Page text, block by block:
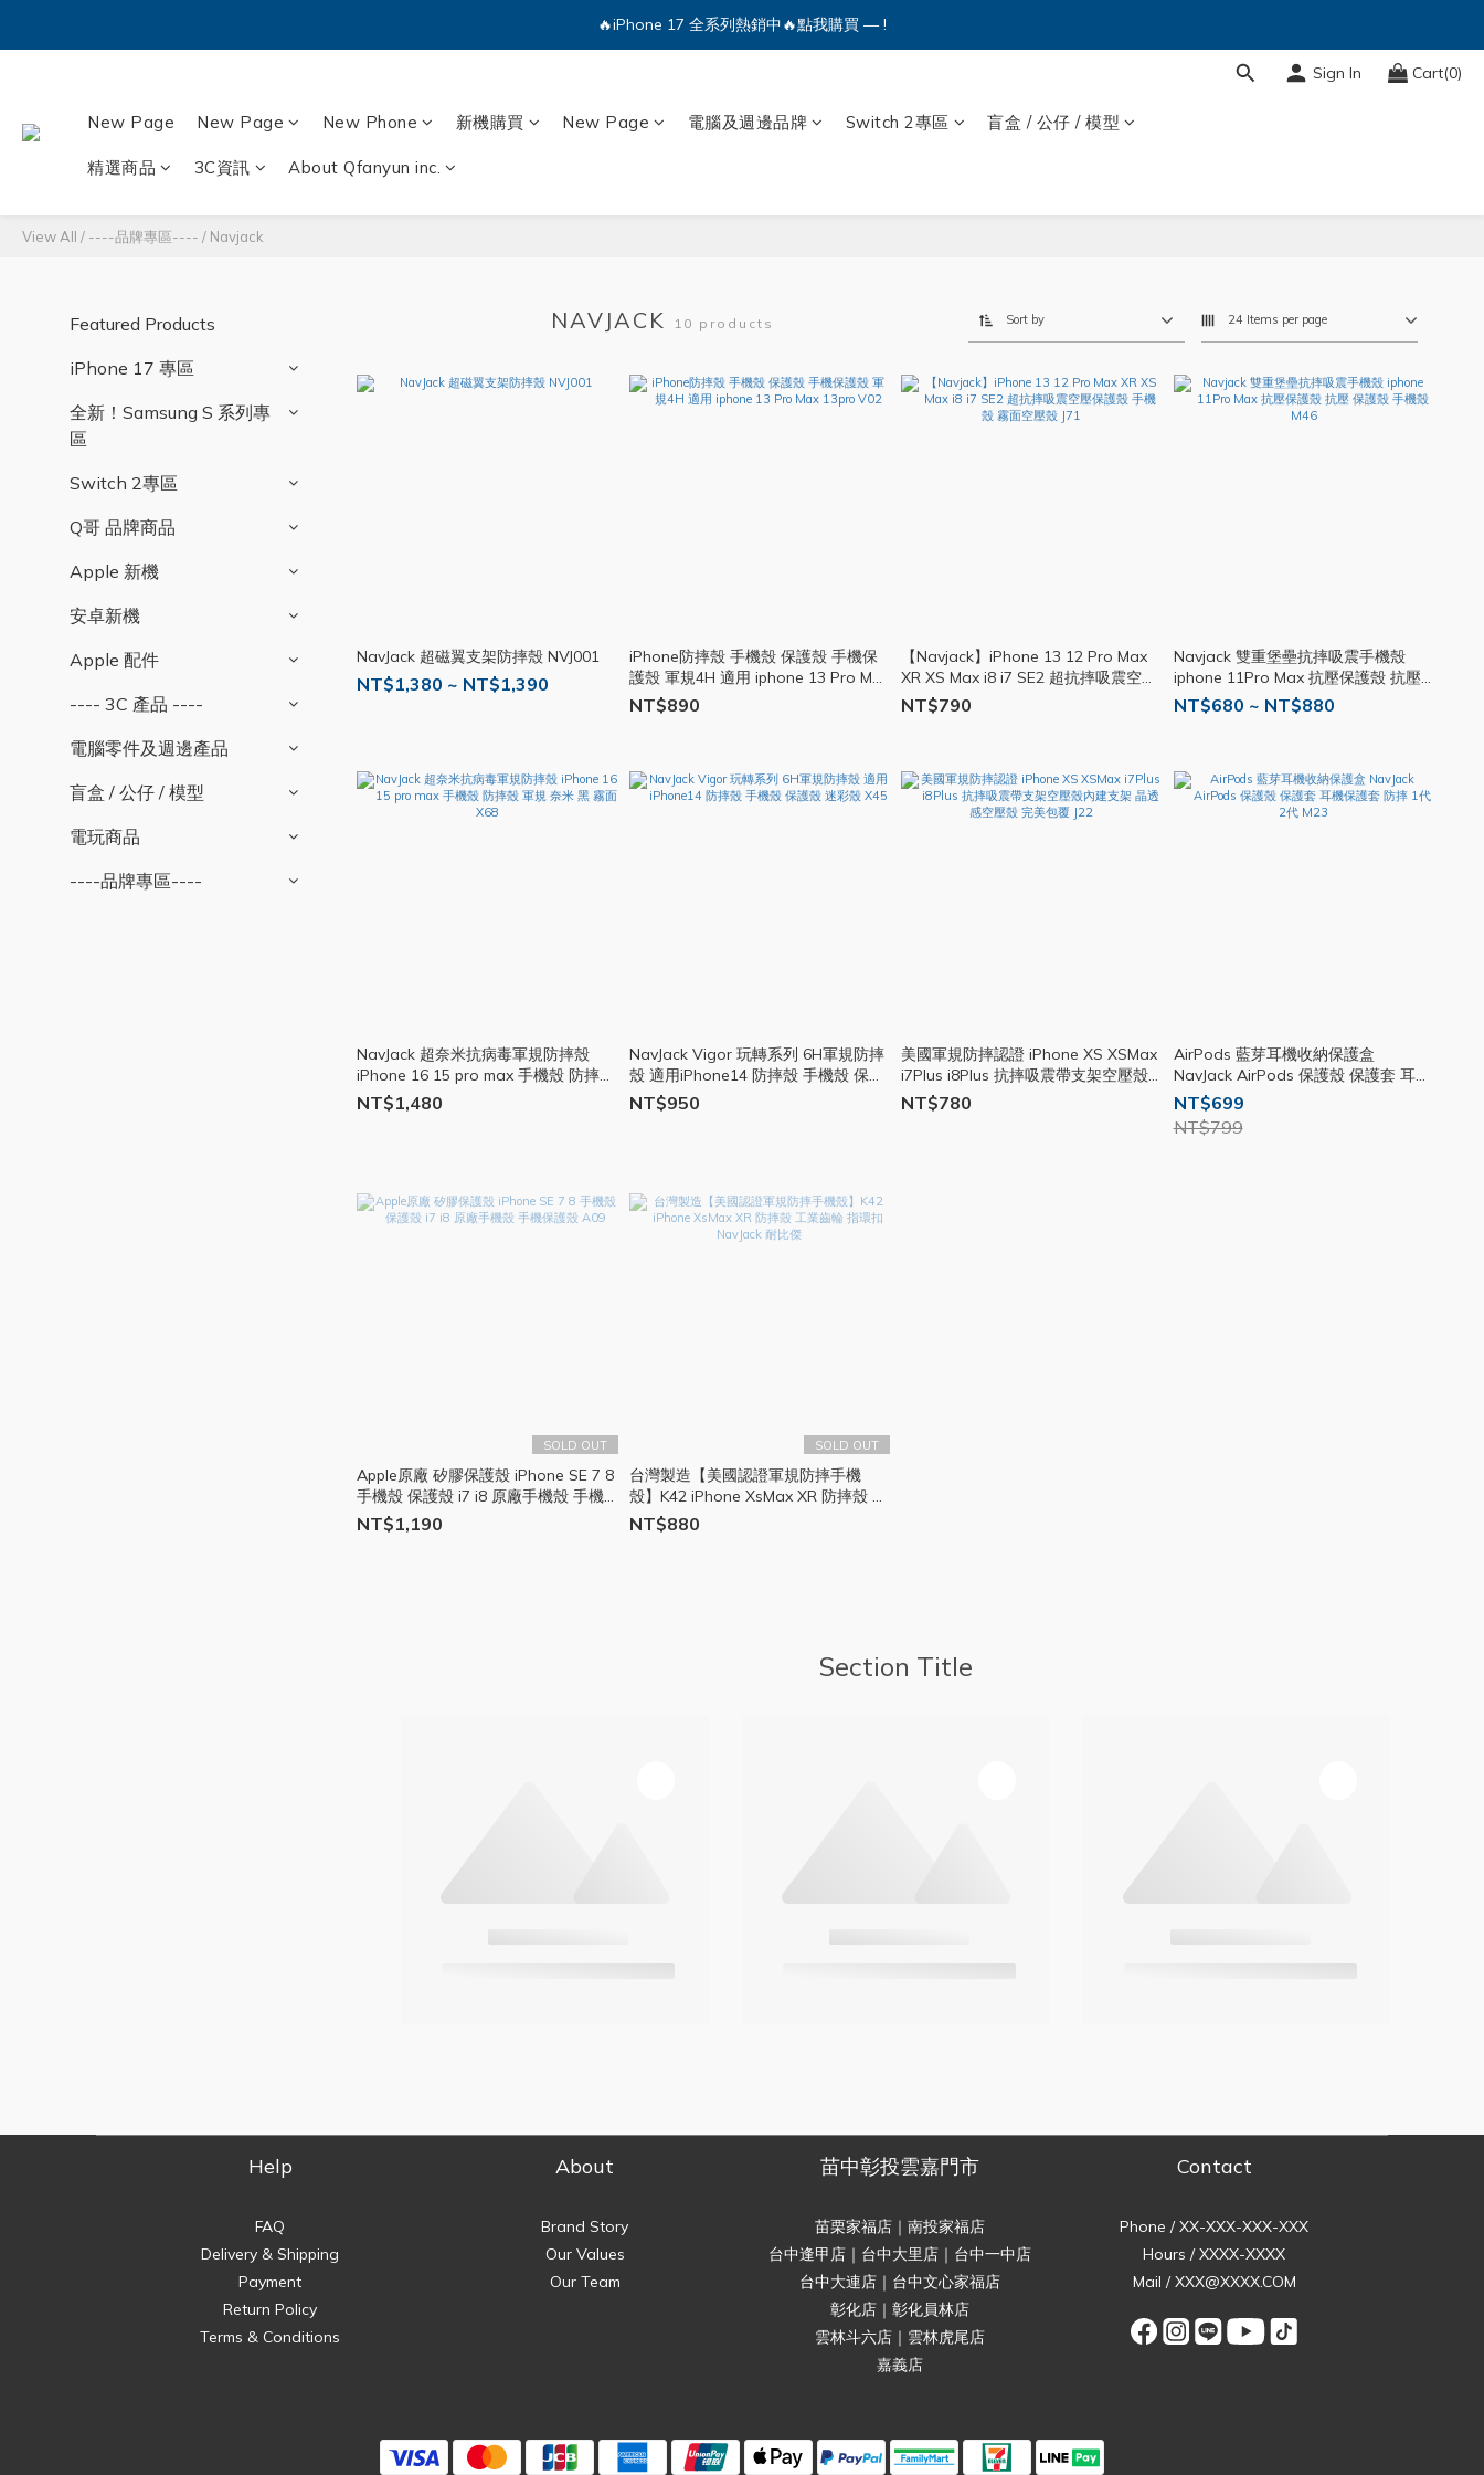
🔥iPhone 17 全系列熱銷中🔥點我購買 — !
🔥iPhone 17 全系列熱銷中🔥點我購買 — !
🔥iPhone 17 全系列熱銷中🔥點我購買 — !
Sign In Cart(0)
New Page New Page New Phone 新機購買 New Page 電腦及週邊品牌 Switch 2專區 盲盒 / 公仔 / 模型
精選商品 3C資訊 About Qfanyun inc.
View All / ----品牌專區---- / Navjack
Featured Products
iPhone 17 專區
全新！Samsung S 系列專
區
Switch 2專區
Q哥 品牌商品
Apple 新機
安卓新機
Apple 配件
---- 3C 產品 ----
電腦零件及週邊產品
盲盒 / 公仔 / 模型
電玩商品
----品牌專區----
NAVJACK 10 products Sort by 24 Items per page
NavJack 超磁翼支架防摔殼 NVJ001
NT$1,380 ~ NT$1,390
iPhone防摔殼 手機殼 保護殼 手機保
護殼 軍規4H 適用 iphone 13 Pro Max
13pro V02
NT$890
【Navjack】iPhone 13 12 Pro Max
XR XS Max i8 i7 SE2 超抗摔吸震空壓
保護殼 手機殼 霧面空壓殼 J71
NT$790
Navjack 雙重堡壘抗摔吸震手機殼
iphone 11Pro Max 抗壓保護殼 抗壓
保護殼 手機殼 M46
NT$680 ~ NT$880
NavJack 超奈米抗病毒軍規防摔殼
iPhone 16 15 pro max 手機殼 防摔殼
軍規 奈米 黑 霧面 X68
NT$1,480
NavJack Vigor 玩轉系列 6H軍規防摔
殼 適用iPhone14 防摔殼 手機殼 保護
NT$950
美國軍規防摔認證 iPhone XS XSMax
i7Plus i8Plus 抗摔吸震帶支架空壓殼
NT$780
AirPods 藍芽耳機收納保護盒
NavJack AirPods 保護殼 保護套 耳機
NT$699
NT$799
SOLD OUT
Apple原廠 矽膠保護殼 iPhone SE 7 8
手機殼 保護殼 i7 i8 原廠手機殼 手機
保護殼 A09
NT$1,190
SOLD OUT
台灣製造【美國認證軍規防摔手機
殼】K42 iPhone XsMax XR 防摔殼 工
業齒輪 指環扣 NavJack 耐比傑
NT$880
Section Title
Help
FAQ
Delivery & Shipping
Payment
Return Policy
Terms & Conditions
About
Brand Story
Our Values
Our Team
苗中彰投雲嘉門市
苗栗家福店｜南投家福店
台中逢甲店｜台中大里店｜台中一中店
台中大連店｜台中文心家福店
彰化店｜彰化員林店
雲林斗六店｜雲林虎尾店
嘉義店
Contact
Phone / XX-XXX-XXX-XXX
Hours / XXXX-XXXX
Mail / XXX@XXXX.COM